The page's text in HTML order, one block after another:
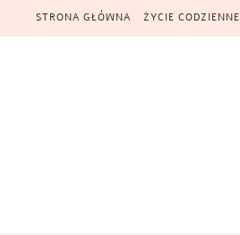
Skip to content
STRONA GŁÓWNA ŻYCIE CODZIENNE